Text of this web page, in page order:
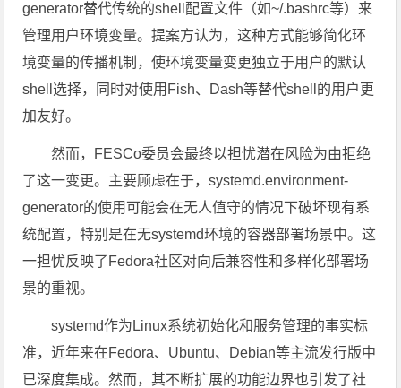
generator替代传统的shell配置文件（如~/.bashrc等）来
管理用户环境变量。提案方认为，这种方式能够简化环
境变量的传播机制，使环境变量变更独立于用户的默认
shell选择，同时对使用Fish、Dash等替代shell的用户更
加友好。
然而，FESCo委员会最终以担忧潜在风险为由拒绝
了这一变更。主要顾虑在于，systemd.environment-
generator的使用可能会在无人值守的情况下破坏现有系
统配置，特别是在无systemd环境的容器部署场景中。这
一担忧反映了Fedora社区对向后兼容性和多样化部署场
景的重视。
systemd作为Linux系统初始化和服务管理的事实标
准，近年来在Fedora、Ubuntu、Debian等主流发行版中
已深度集成。然而，其不断扩展的功能边界也引发了社